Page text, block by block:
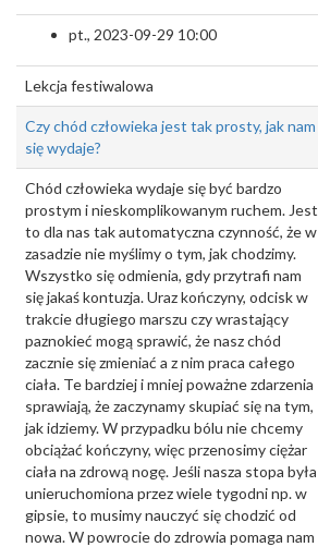
pt., 2023-09-29 10:00
Lekcja festiwalowa
Czy chód człowieka jest tak prosty, jak nam
się wydaje?
Chód człowieka wydaje się być bardzo
prostym i nieskomplikowanym ruchem. Jest
to dla nas tak automatyczna czynność, że w
zasadzie nie myślimy o tym, jak chodzimy.
Wszystko się odmienia, gdy przytrafi nam
się jakaś kontuzja. Uraz kończyny, odcisk w
trakcie długiego marszu czy wrastający
paznokieć mogą sprawić, że nasz chód
zacznie się zmieniać a z nim praca całego
ciała. Te bardziej i mniej poważne zdarzenia
sprawiają, że zaczynamy skupiać się na tym,
jak idziemy. W przypadku bólu nie chcemy
obciążać kończyny, więc przenosimy ciężar
ciała na zdrową nogę. Jeśli nasza stopa była
unieruchomiona przez wiele tygodni np. w
gipsie, to musimy nauczyć się chodzić od
nowa. W powrocie do zdrowia pomaga nam